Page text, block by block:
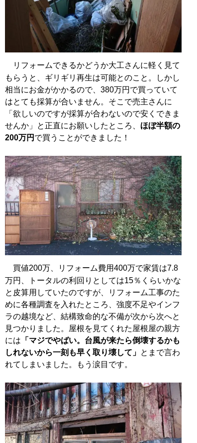
リフォームできるかどうか大工さんに軽く見て
もらうと、ギリギリ再生は可能とのこと。しかし
相当にお金がかかるので、380万円で買っていて
はとても採算が合いません。そこで売主さんに
「欲しいのですが採算が合わないので安くできま
せんか」と正直にお願いしたところ、 ほぼ半額の
200万円 で買うことができました！
買値200万、リフォーム費用400万で家賃は7.8
万円、トータルの利回りとしては15％くらいかな
と皮算用していたのですが、リフォーム工事のた
めに各種調査を入れたところ、強度不足やインフ
ラの越境など、結構致命的な不備が次から次へと
見つかりました。屋根を見てくれた屋根屋の親方
には 「マジでやばい。台風が来たら倒壊するかも
しれないから一刻も早く取り壊して」 とまで言わ
れてしまいました。もう涙目です。